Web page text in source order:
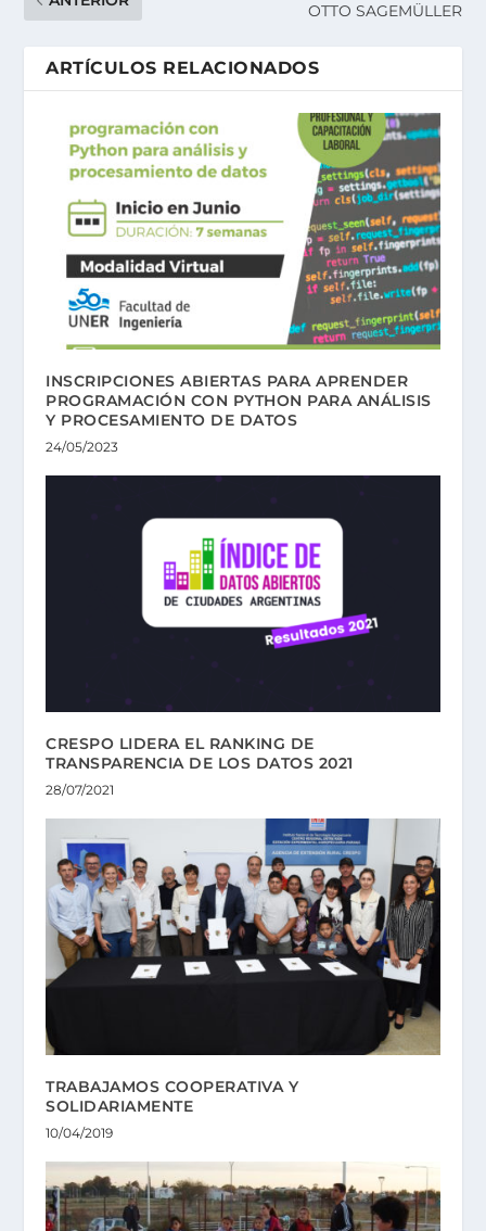
OTTO SAGEMÜLLER
ARTÍCULOS RELACIONADOS
INSCRIPCIONES ABIERTAS PARA APRENDER
PROGRAMACIÓN CON PYTHON PARA ANÁLISIS
Y PROCESAMIENTO DE DATOS
24/05/2023
CRESPO LIDERA EL RANKING DE
TRANSPARENCIA DE LOS DATOS 2021
28/07/2021
TRABAJAMOS COOPERATIVA Y
SOLIDARIAMENTE
10/04/2019